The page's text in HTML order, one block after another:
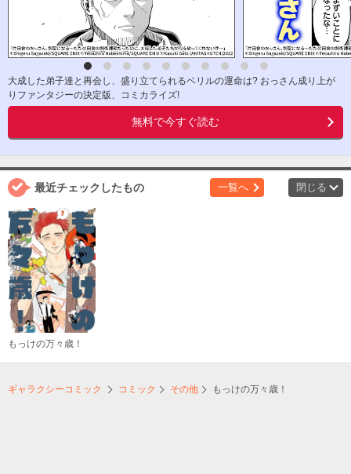
大成した弟子達と再会し、盛り立てられるベリルの運命は? おっさん成り上が
りファンタジーの決定版、コミカライズ!
無料で今すぐ読む
最近チェックしたもの 一覧へ 閉じる
もっけの万々歳！
ギャラクシーコミック コミック その他 もっけの万々歳！